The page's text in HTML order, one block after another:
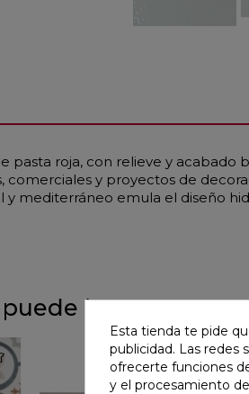
pasta roja, con relieve y
comerciales y proyectos de
y mediterráneo emula el diseño
interesar
favorite
Esta tienda te pide
publicidad. Las redes
ofrecerte funciones
y el procesamiento